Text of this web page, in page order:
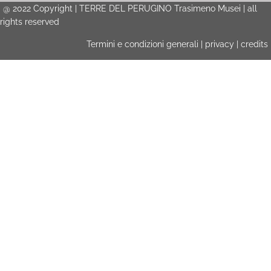
@ 2022 Copyright | TERRE DEL PERUGINO Trasimeno Musei | all
rights reserved
Termini e condizioni generali privacy credits